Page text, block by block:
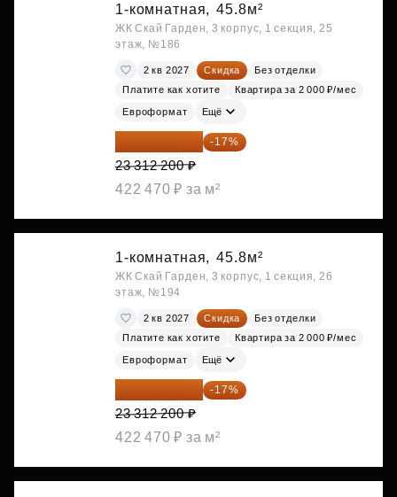
1-комнатная, 45.8м²
ЖК Скай Гарден, 3 корпус, 1 секция, 25
этаж, №186
2 кв 2027 Скидка
Без отделки
Платите как хотите
Квартира за 2 000 ₽/мес
Евроформат Ещё
19 349 126 ₽ -17%
23 312 200 ₽
422 470 ₽ за м²
1-комнатная, 45.8м²
ЖК Скай Гарден, 3 корпус, 1 секция, 26
этаж, №194
2 кв 2027 Скидка
Без отделки
Платите как хотите
Квартира за 2 000 ₽/мес
Евроформат Ещё
19 349 126 ₽ -17%
23 312 200 ₽
422 470 ₽ за м²